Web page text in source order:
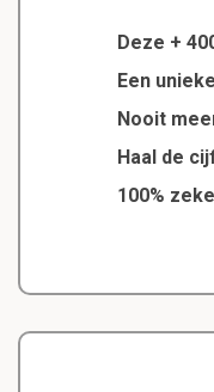
Deze +
Een
Nooit
Haal de
100%